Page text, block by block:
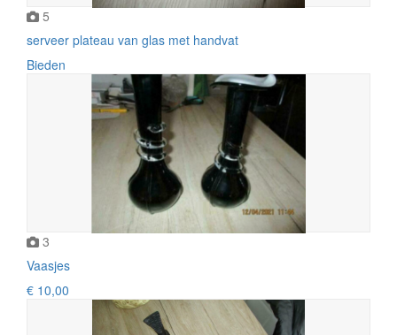
5
serveer plateau van glas met handvat
Bieden
3
Vaasjes
€ 10,00